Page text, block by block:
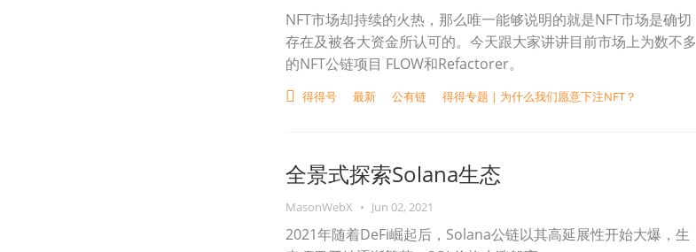
NFT市场却持续的火热，那么唯一能够说明的就是NFT市场是确切
存在及被各大资金所认可的。今天跟大家讲讲目前市场上为数不多
的NFT公链项目 FLOW和Refactorer。
得得号 最新 公有链 得得专题 | 为什么我们愿意下注NFT？
全景式探索Solana生态
MasonWebX • Jun 02, 2021
2021年随着DeFi崛起后，Solana公链以其高延展性开始大爆，生